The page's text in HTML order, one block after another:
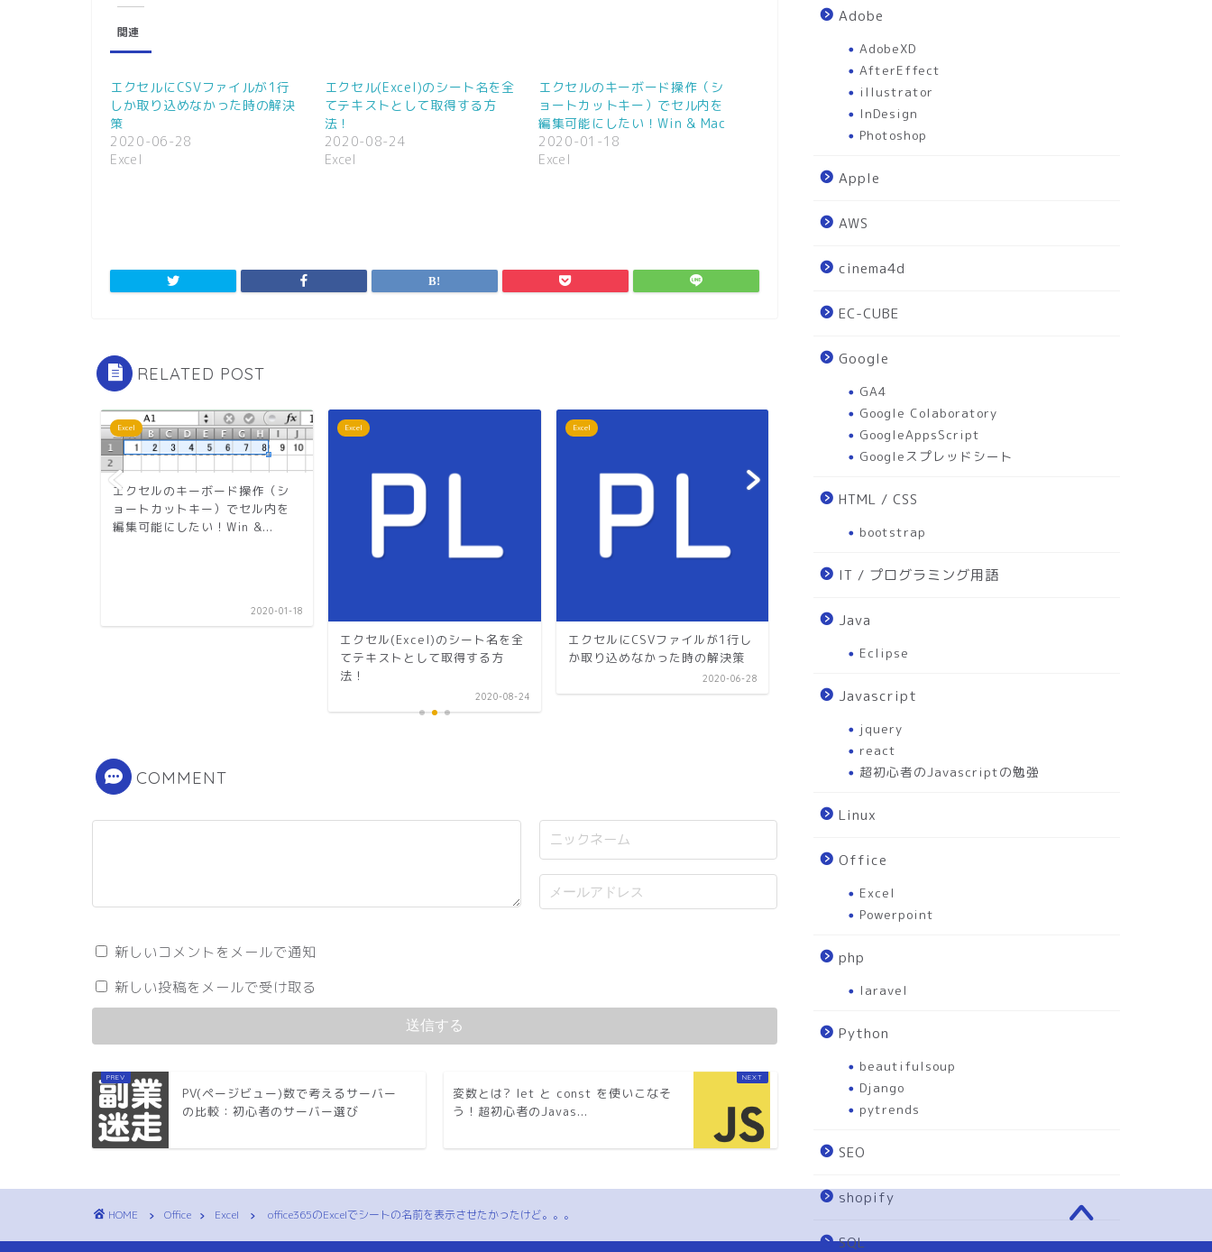
し
T
i
t
e
r
で
共
有
(
新
開
ま
有
す
る
に
ク
リ
新
い
開
き
す
)
関連
エクセルにCSVファイルが1行
しか取り込めなかった時の解決
策
2020-06-28
Excel
エクセル(Excel)のシート名を全
てテキストとして取得する方
法！
2020-08-24
Excel
エクセルのキーボード操作（シ
ョートカットキー）でセル内を
編集可能にしたい！Win & Mac
2020-01-18
Excel
RELATED POST
Excel
エクセルのキーボード操作（シ
ョートカットキー）でセル内を
編集可能にしたい！Win &...
2020-01-18
Excel
エクセル(Excel)のシート名を全
てテキストとして取得する方
法！
2020-08-24
Excel
エクセルにCSVファイルが1行し
か取り込めなかった時の解決策
2020-06-28
エクセルのキーボード操作（シ
ョートカットキー）でセル内を
編集可能にしたい！Win &...
COMMENT
新しいコメントをメールで通知
新しい投稿をメールで受け取る
PV(ページビュー)数で考えるサーバー
の比較：初心者のサーバー選び
変数とは? let と const を使いこなそ
う！超初心者のJavas...
Adobe
AdobeXD
AfterEffect
illustrator
InDesign
Photoshop
Apple
AWS
cinema4d
EC-CUBE
Google
GA4
Google Colaboratory
GoogleAppsScript
Googleスプレッドシート
HTML / CSS
bootstrap
IT / プログラミング用語
Java
Eclipse
Javascript
jquery
react
超初心者のJavascriptの勉強
Linux
Office
Excel
Powerpoint
php
laravel
Python
beautifulsoup
Django
pytrends
SEO
shopify
SQL
HOME Office Excel office365のExcelでシートの名前を表示させたかったけど。。。